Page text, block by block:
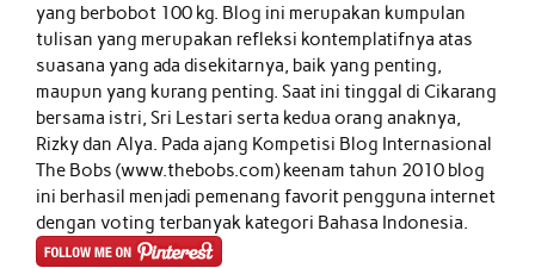
yang berbobot 100 kg. Blog ini merupakan kumpulan
tulisan yang merupakan refleksi kontemplatifnya atas
suasana yang ada disekitarnya, baik yang penting,
maupun yang kurang penting. Saat ini tinggal di Cikarang
bersama istri, Sri Lestari serta kedua orang anaknya,
Rizky dan Alya. Pada ajang Kompetisi Blog Internasional
The Bobs (www.thebobs.com) keenam tahun 2010 blog
ini berhasil menjadi pemenang favorit pengguna internet
dengan voting terbanyak kategori Bahasa Indonesia.